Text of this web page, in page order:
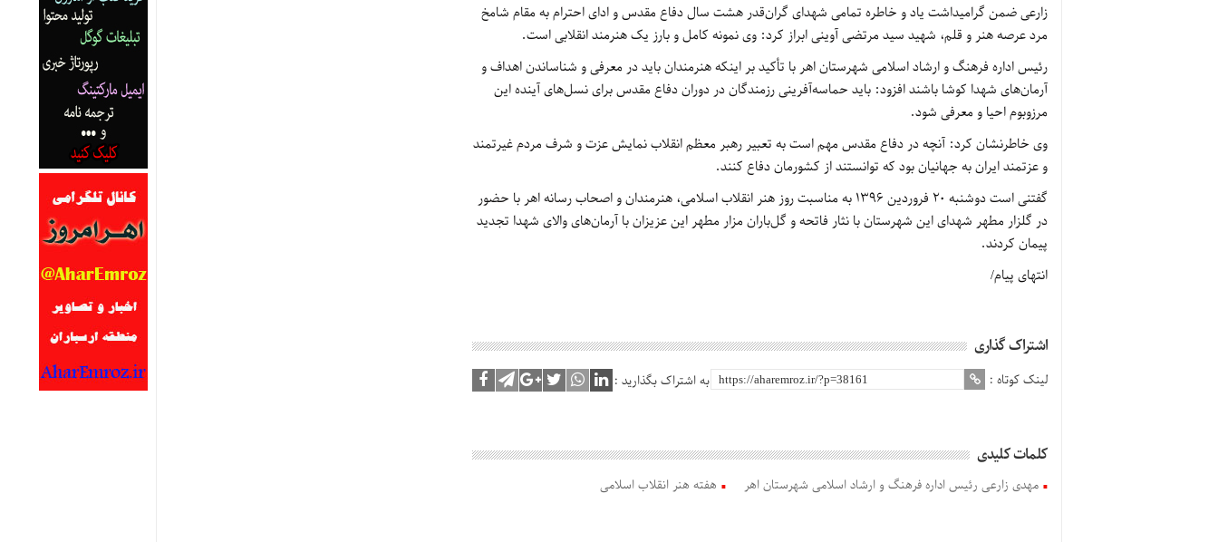
زارعی ضمن گرامیداشت یاد و خاطره تمامی شهدای گران‌قدر هشت سال دفاع مقدس و ادای احترام به مقام شامخ
مرد عرصه هنر و قلم، شهید سید مرتضی آوینی ابراز کرد: وی نمونه کامل و بارز یک هنرمند انقلابی است.
رئیس اداره فرهنگ و ارشاد اسلامی شهرستان اهر با تأکید بر اینکه هنرمندان باید در معرفی و شناساندن اهداف و
آرمان‌های شهدا کوشا باشند افزود: باید حماسه‌آفرینی رزمندگان در دوران دفاع مقدس برای نسل‌های آینده این
مرزوبوم احیا و معرفی شود.
وی خاطرنشان کرد: آنچه در دفاع مقدس مهم است به تعبیر رهبر معظم انقلاب نمایش عزت و شرف مردم غیرتمند
و عزتمند ایران به جهانیان بود که توانستند از کشورمان دفاع کنند.
گفتنی است دوشنبه 20 فروردین 1396 به مناسبت روز هنر انقلاب اسلامی، هنرمندان و اصحاب رسانه اهر با حضور
در گلزار مطهر شهدای این شهرستان با نثار فاتحه و گل‌باران مزار مطهر این عزیزان با آرمان‌های والای شهدا تجدید
پیمان کردند.
انتهای پیام/
اشتراک گذاری
لینک کوتاه : به اشتراک بگذارید :
کلمات کلیدی
مهدی زارعی رئیس اداره فرهنگ و ارشاد اسلامی شهرستان اهر هفته هنر انقلاب اسلامی